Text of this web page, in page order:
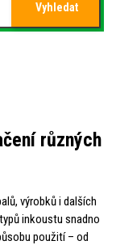
Vyhledat
různých
výrobků i dalších
inkoustu snadno
použití – od